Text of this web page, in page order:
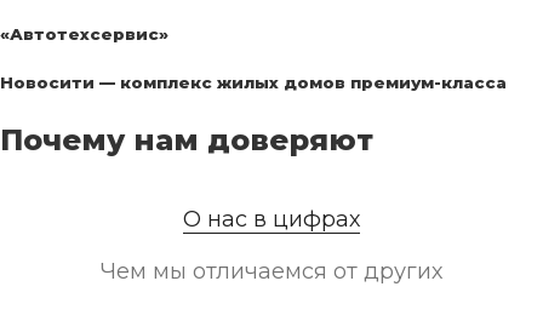
«Автотехсервис»
Новосити — комплекс жилых домов премиум-класса
Почему нам доверяют
О нас в цифрах
Чем мы отличаемся от других